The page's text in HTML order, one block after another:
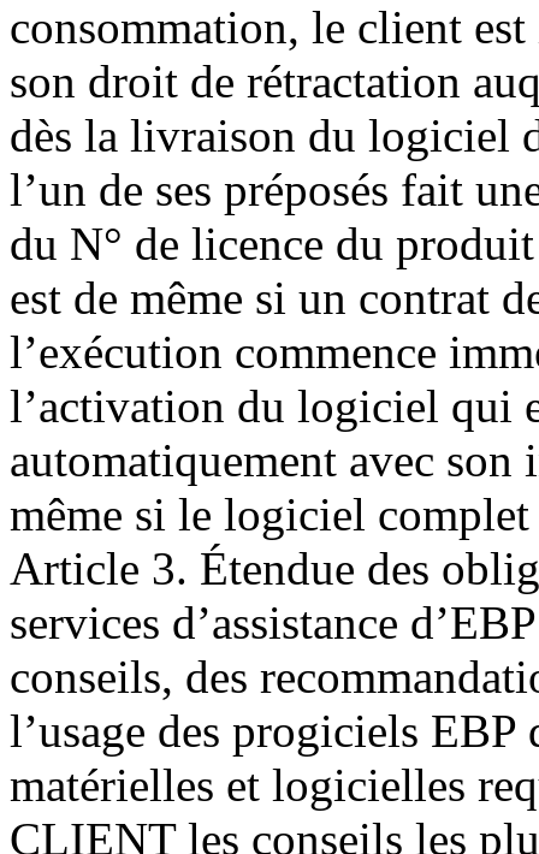
consommation, le client
son droit de rétractation
dès la livraison du logiciel
l’un de ses préposés fait
du N° de licence du
est de même si un contrat
l’exécution commence
l’activation du logiciel qui
automatiquement avec
même si le logiciel
Article 3. Étendue des
services d’assistance
conseils, des
l’usage des progiciels
matérielles et logicielles
CLIENT les conseils les